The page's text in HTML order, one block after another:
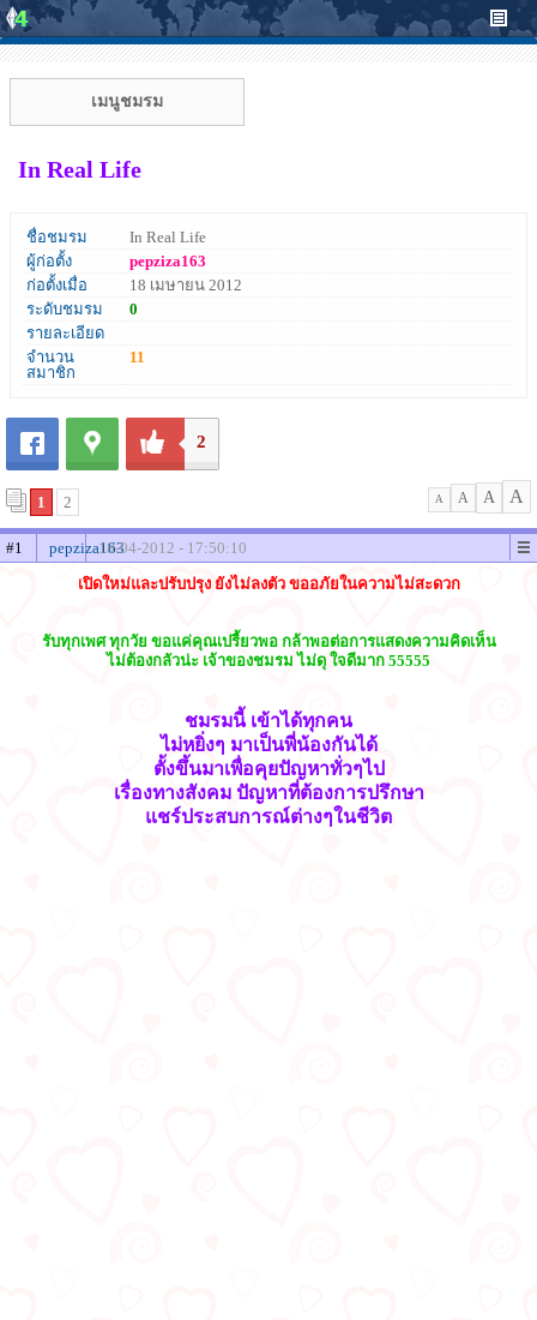
เมนูชมรม
In Real Life
ชื่อชมรม
In Real Life
ผู้ก่อตั้ง
pepziza163
ก่อตั้งเมื่อ
18 เมษายน 2012
ระดับชมรม
0
รายละเอียด
จำนวน
สมาชิก
11
2
1 2 A A A A
#1 pepziza16318-04-2012 - 17:50:10
เปิดใหม่และปรับปรุง ยังไม่ลงตัว ขออภัยในความไม่สะดวก
รับทุกเพศ ทุกวัย ขอแค่คุณเปรี้ยวพอ กล้าพอต่อการแสดงความคิดเห็น
ไม่ต้องกลัวน่ะ เจ้าของชมรม ไม่ดุ ใจดีมาก 55555
ชมรมนี้ เข้าได้ทุกคน
ไม่หยิ่งๆ มาเป็นพี่น้องกันได้
ตั้งขึ้นมาเพื่อคุยปัญหาทั่วๆไป
เรื่องทางสังคม ปัญหาที่ต้องการปรึกษา
แชร์ประสบการณ์ต่างๆในชีวิต